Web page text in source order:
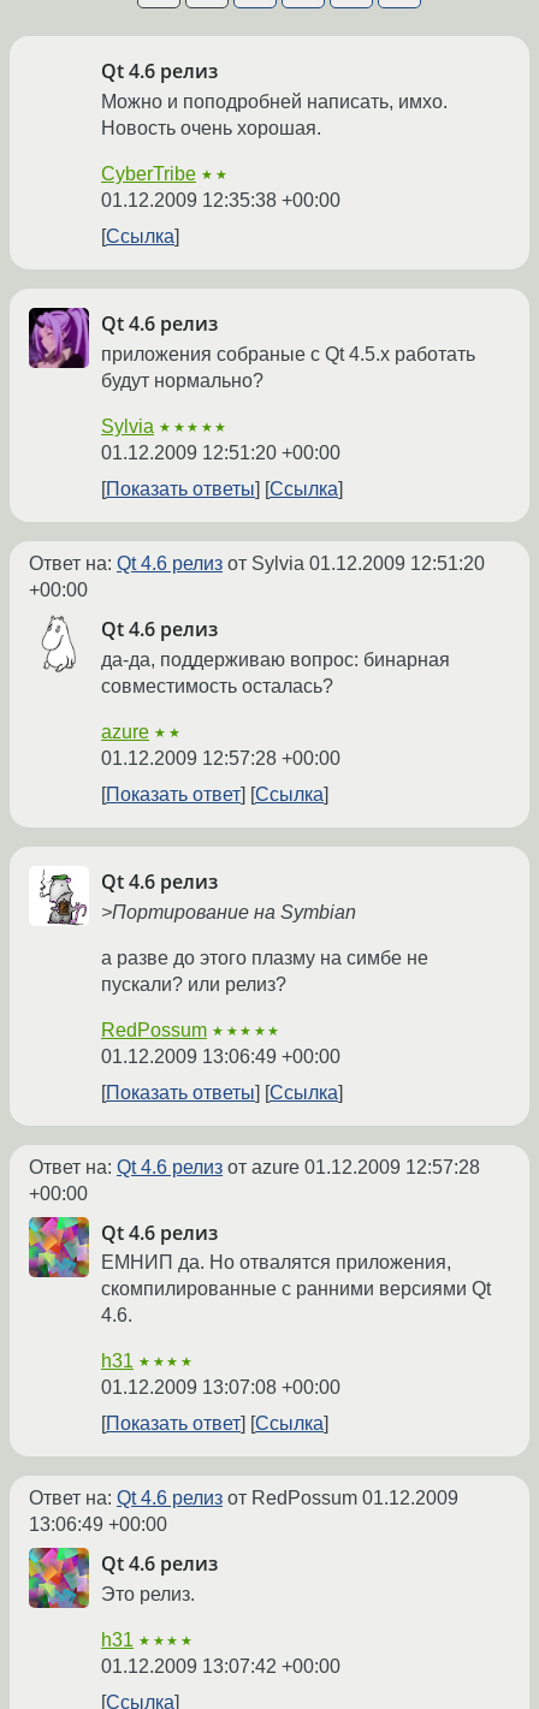
Qt 4.6 релиз
Можно и поподробней написать, имхо.
Новость очень хорошая.
CyberTribe ★★
01.12.2009 12:35:38 +00:00
Ссылка
Qt 4.6 релиз
приложения собраные с Qt 4.5.x работать
будут нормально?
Sylvia ★★★★★
01.12.2009 12:51:20 +00:00
Показать ответы
Ссылка
Ответ на: Qt 4.6 релиз от Sylvia 01.12.2009 12:51:20
+00:00
Qt 4.6 релиз
да-да, поддерживаю вопрос: бинарная
совместимость осталась?
azure ★★
01.12.2009 12:57:28 +00:00
Показать ответ
Ссылка
Qt 4.6 релиз
>Портирование на Symbian
а разве до этого плазму на симбе не
пускали? или релиз?
RedPossum ★★★★★
01.12.2009 13:06:49 +00:00
Показать ответы
Ссылка
Ответ на: Qt 4.6 релиз от azure 01.12.2009 12:57:28
+00:00
Qt 4.6 релиз
ЕМНИП да. Но отвалятся приложения,
скомпилированные с ранними версиями Qt
4.6.
h31 ★★★★
01.12.2009 13:07:08 +00:00
Показать ответ
Ссылка
Ответ на: Qt 4.6 релиз от RedPossum 01.12.2009
13:06:49 +00:00
Qt 4.6 релиз
Это релиз.
h31 ★★★★
01.12.2009 13:07:42 +00:00
Ссылка